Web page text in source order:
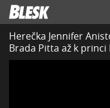
Herečka Jennifer
Brada Pitta až k